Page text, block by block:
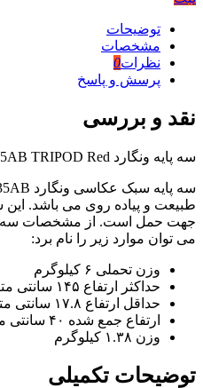
توضیحات
مشخصات
نظرات0
پرسش و پاسخ
نقد و بررسی
سه پایه ونگارد VANGUARD VEO 2 235AB TRIPOD Red
طبیعت و پیاده روی می باشد.
می توان موارد زیر را نام برد:
وزن تحملی ۶ کیلوگرم
حداکثر ارتفاع ۱۴۵ سانتی متر
حداقل ارتفاع ۱۷.۸ سانتی متر
ارتفاع جمع شده ۴۰ سانتی متر
وزن ۱.۳۸ کیلوگرم
توضیحات تکمیلی